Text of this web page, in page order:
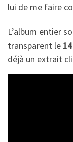
lui de me faire
L’album entier
transparent le
déjà un extrait